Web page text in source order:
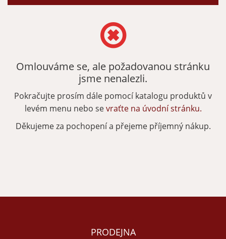
Přihlásit
Zapomenuté heslo Nová registrace
Omlouváme se, ale požadovanou stránku
jsme nenalezli.
Pokračujte prosím dále pomocí katalogu produktů v
levém menu nebo sevraťte na úvodní stránku.
Děkujeme za pochopení a přejeme příjemný nákup.
PRODEJNA